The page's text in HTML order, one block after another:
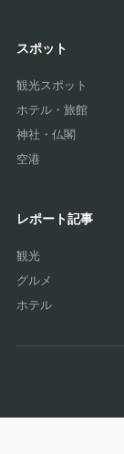
スポット
観光スポット
ホテル・旅館
神社・仏閣
空港
レポート記事
観光
グルメ
ホテル